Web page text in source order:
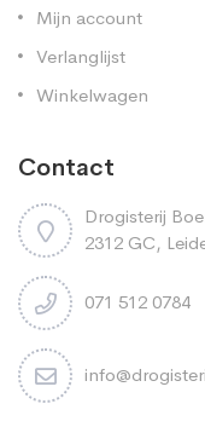
Mijn account
Verlanglijst
Winkelwagen
Contact
Drogisterij
2312 GC,
071 512 0784